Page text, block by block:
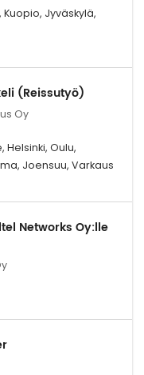
Kuopio, Jyväskylä,
(Reissutyö)
Oy
Helsinki, Oulu,
Joensuu, Varkaus
Networks Oy:lle